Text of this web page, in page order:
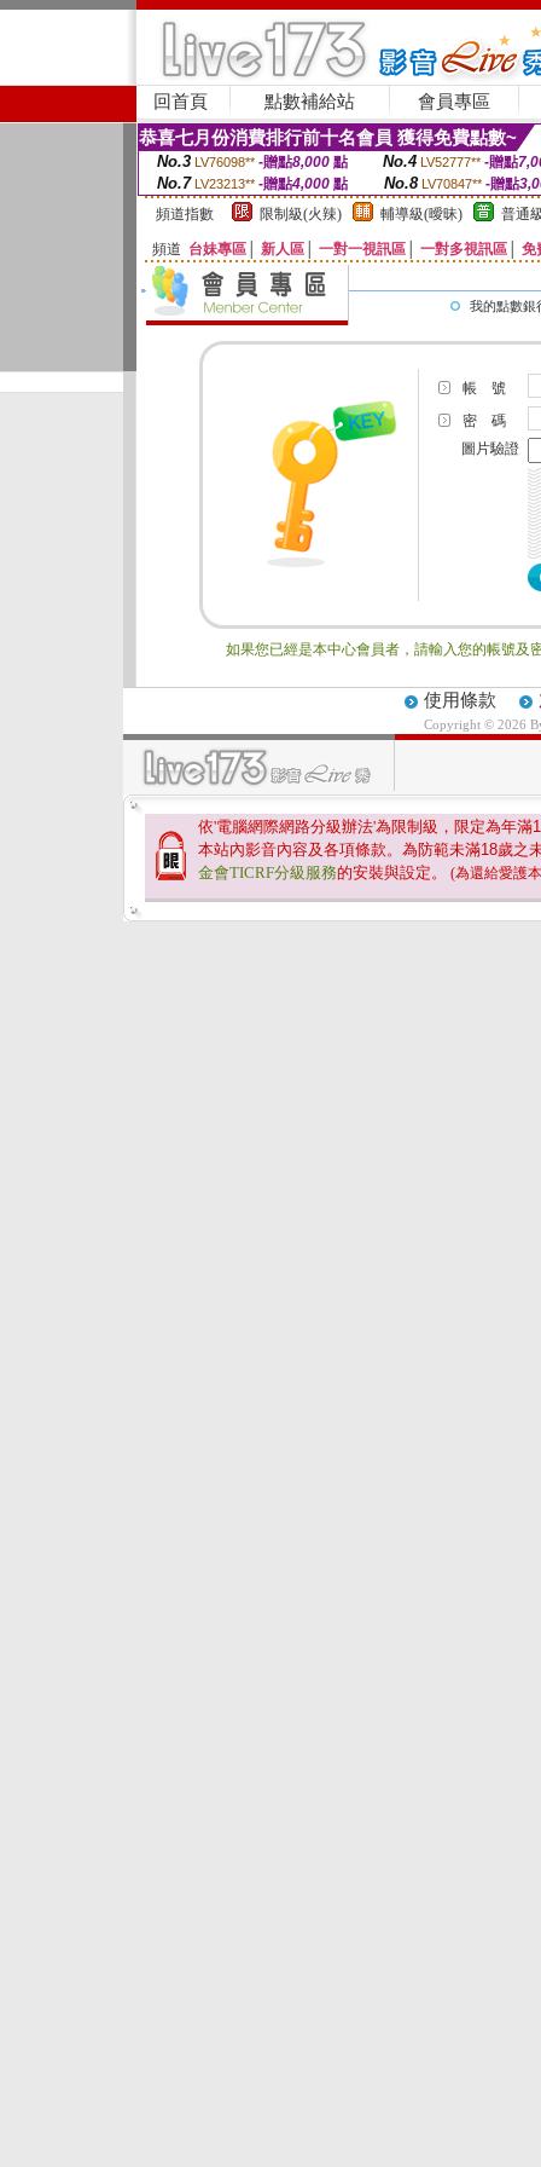
回首頁 點數補給站 會員專區
恭喜七月份消費排行前十名會員 獲得免費點數~
No.3 LV76098** -贈點8,000點 No.4 LV52777** -贈點
No.7 LV23213** -贈點4,000 點 No.8 LV70847** -贈點
頻道指數
限制級(火辣) 輔導級(曖昧) 普通
頻道 台妹專區 新人區 一對一視訊區 一對多視訊區 免
我的點數銀
帳 號
密 碼
圖片驗證
如果您已經是本中心會員者，請輸入您的帳號及
使用條款
Copyright © 2026
依'電腦網際網路分級辦法'為限制級，限定為年滿
本站內影音內容及各項條款。為防範未滿18歲之
金會TICRF分級服務的安裝與設定。 (為還給愛護